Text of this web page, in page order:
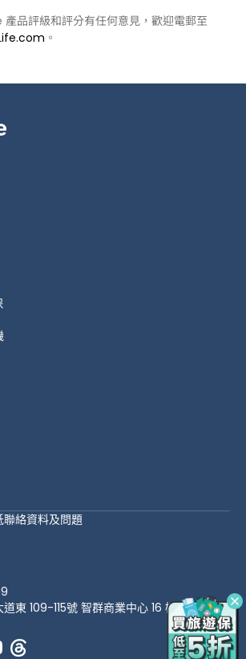
產品評級和評分有任何意見，歡迎電郵至
。
絡資料及問題
東 109-115號 智群商業中心 16 樓